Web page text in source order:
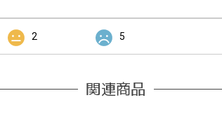
2 5
関連商品